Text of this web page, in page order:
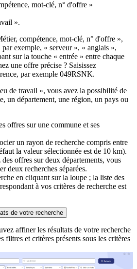
mot-clé, n° d'offre »
».
compétence, mot-clé, n° d'offre »,
exemple, « serveur », « anglais »,
sur la touche « entrée » entre chaque
une offre précise ? Saisissez
par exemple 049RSNK.
de travail », vous avez la possibilité de
un département, une région, un pays ou
offres sur une commune et ses
un rayon de recherche compris entre
la valeur sélectionnée est de 10 km).
offres sur deux départements, vous
deux recherches séparées.
en cliquant sur la loupe ; la liste des
à vos critères de recherche est
de votre recherche
affiner les résultats de votre recherche
filtres et critères présents sous les critères